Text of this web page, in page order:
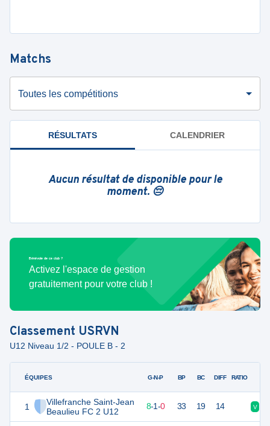
Matchs
Toutes les compétitions
RÉSULTATS CALENDRIER
Aucun résultat de disponible pour le
moment. 😔
Bénévole de ce club ?
Activez l'espace de gestion
gratuitement pour votre club !
Classement USRVN
U12 Niveau 1/2 - POULE B - 2
ÉQUIPES
1
Villefranche Saint-Jean
Beaulieu FC 2 U12
G-N-P BP BC DIFF RATIO
25 9 8-1-0 33 19 14 V